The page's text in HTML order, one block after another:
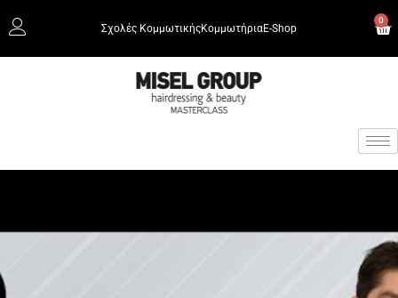
Σχολές ΚομμωτικήςΚομμωτήριαΕ-Shop
0